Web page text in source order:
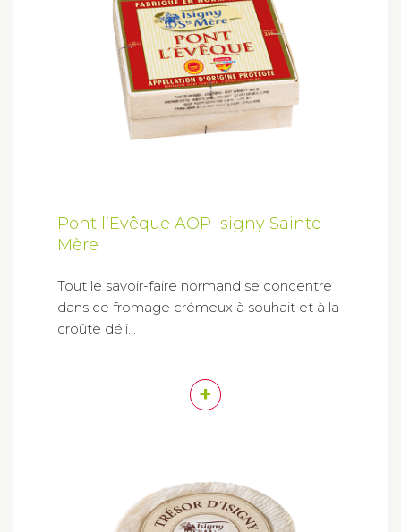
Pont l’Evêque AOP Isigny Sainte
Mère
Tout le savoir-faire normand se concentre
dans ce fromage crémeux à souhait et à la
croûte déli...
+